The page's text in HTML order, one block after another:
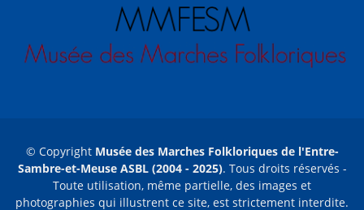
© Copyright Musée des Marches Folkloriques de l'Entre-
Sambre-et-Meuse ASBL (2004 - 2025). Tous droits réservés -
Toute utilisation, même partielle, des images et
photographies qui illustrent ce site, est strictement interdite.